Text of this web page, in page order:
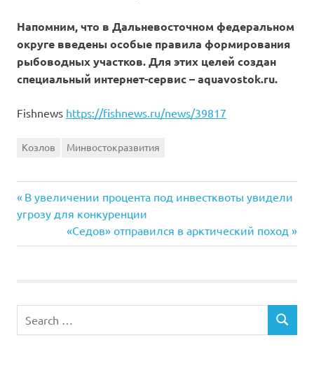
Напомним, что в Дальневосточном федеральном
округе введены особые правила формирования
рыбоводных участков. Для этих целей создан
специальный интернет-сервис – aquavostok.ru.
Fishnews https://fishnews.ru/news/39817
Козлов Минвостокразвития
Навигация
Previous
Post:
В увеличении процента под инвестквоты увидели
угрозу для конкуренции
Next
Post:
«Седов» отправился в арктический поход